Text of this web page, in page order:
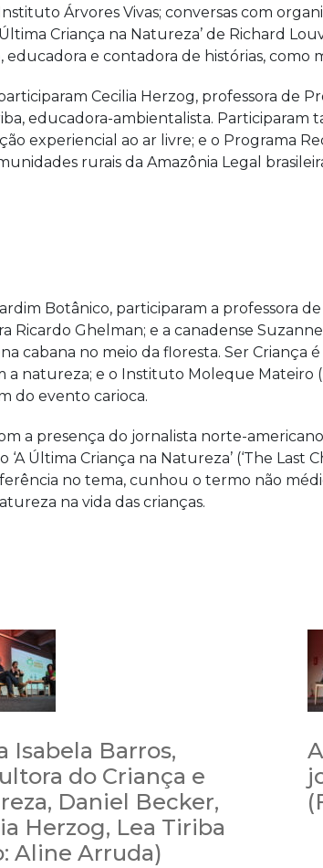
Árvores Vivas; conversas com
Criança na Natureza’ de Richard
educadora e contadora de histórias, como
Cecilia Herzog, professora de
educadora-ambientalista. Participaram
experiencial ao ar livre; e o Programa
rurais da Amazônia Legal
Botânico, participaram a professora
Ricardo Ghelman; e a canadense
cabana no meio da floresta. Ser Criança
natureza; e o Instituto Moleque Mateiro
do evento carioca.
a presença do jornalista norte-
Última Criança na Natureza’ (‘The Last
no tema, cunhou o termo não
na vida das crianças.
Isabela Barros,
do Criança e
Daniel Becker,
Herzog, Lea Tiriba
Aline Arruda)